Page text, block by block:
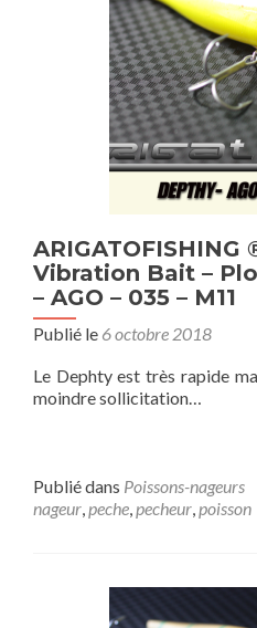
ARIGATOFISHING
Vibration Bait –
– AGO – 035 – M11
Publié le 6 octobre 2018
Le Dephty est très rapide
moindre sollicitation…
Publié dans Poissons-nageurs
nageur,peche,pecheur,poisson